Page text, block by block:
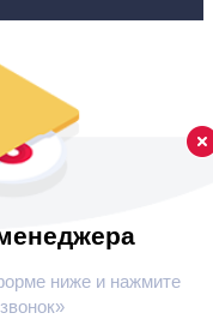
ниже и нажмите